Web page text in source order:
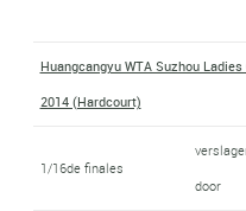
Huangcangyu WTA Suzhou
2014 (Hardcourt)
1/16de finales
door